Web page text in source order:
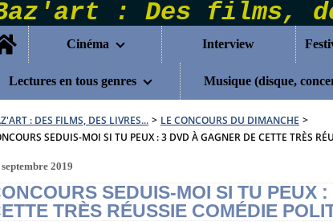
Home
Cinéma
Interview
Lectures en tous genres Musique (disque,
: DES FILMS, DES LIVRES... > LE CONCOURS DU DIMANCHE >
SEDUIS-MOI SI TU PEUX : 3 DVD À GAGNER DE CETTE TRÈS
2019
SEDUIS-MOI SI TU PEUX
TRÈS RÉUSSIE COMÉDIE